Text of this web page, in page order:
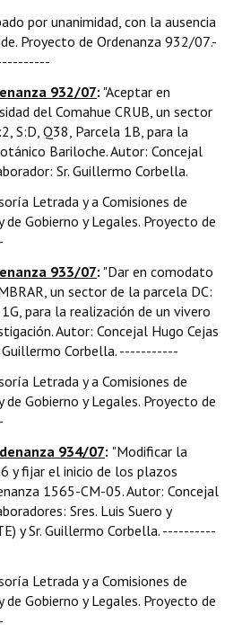
por unanimidad, con la ausencia
Proyecto de Ordenanza 932/07.-
932/07: "Aceptar en
del Comahue CRUB, un sector
S:D, Q38, Parcela 1B, para la
Bariloche. Autor: Concejal
Sr. Guillermo Corbella.
Letrada y a Comisiones de
Gobierno y Legales. Proyecto de
933/07: "Dar en comodato
un sector de la parcela DC:
para la realización de un vivero
Autor: Concejal Hugo Cejas
Guillermo Corbella. -----------
Letrada y a Comisiones de
Gobierno y Legales. Proyecto de
934/07: "Modificar la
y fijar el inicio de los plazos
1565-CM-05. Autor: Concejal
Sres. Luis Suero y
y Sr. Guillermo Corbella. ----------
Letrada y a Comisiones de
Gobierno y Legales. Proyecto de